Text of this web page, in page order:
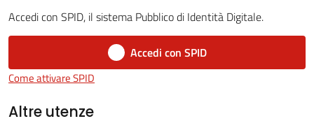
5x1000
Servizi
Accedi con SPID, il sistema Pubblico di Identità Digitale.
Accedi con SPID
Come attivare SPID
Altre utenze